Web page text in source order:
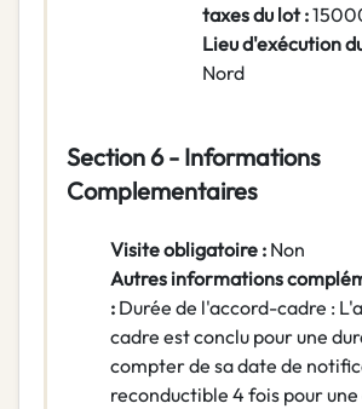
taxes du lot :
Lieu d'exécution
Nord
Section 6 - Informations
Complementaires
Visite obligatoire : Non
Autres informations
: Durée de l'accord-cadre :
cadre est conclu pour une
compter de sa date de
reconductible 4 fois pour une